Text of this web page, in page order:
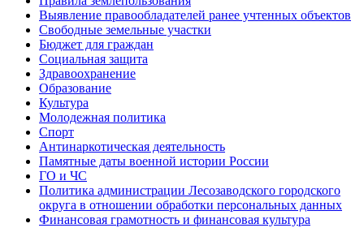
Выявление правообладателей ранее учтенных объектов
Свободные земельные участки
Бюджет для граждан
Социальная защита
Здравоохранение
Образование
Культура
Молодежная политика
Спорт
Антинаркотическая деятельность
Памятные даты военной истории России
ГО и ЧС
Политика администрации Лесозаводского городского
округа в отношении обработки персональных данных
Финансовая грамотность и финансовая культура